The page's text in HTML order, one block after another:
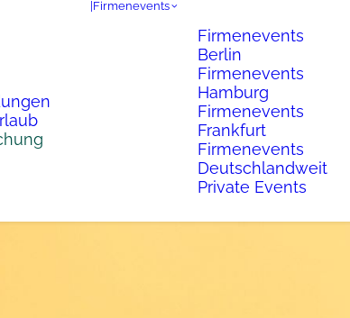
|Firmenevents
Firmenevents
Berlin
Firmenevents
Hamburg
Firmenevents
Frankfurt
Firmenevents
Deutschlandweit
Private Events